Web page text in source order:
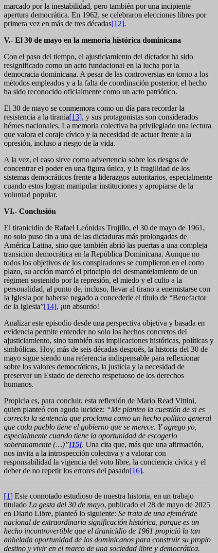
marcado por la inestabilidad, pero también por una incipiente
apertura democrática. En 1962, se celebraron elecciones libres por
primera vez en más de tres décadas[12].
V.- El 30 de mayo en la memoria histórica dominicana
Con el paso del tiempo, el ajusticiamiento del dictador ha sido
resignificado como un acto fundacional en la lucha por la
democracia dominicana. A pesar de las controversias en torno a los
métodos empleados y a la falta de coordinación posterior, el hecho
ha sido reconocido oficialmente como un acto patriótico.
El 30 de mayo se conmemora como un día para recordar la
resistencia a la tiranía[13], y sus protagonistas son considerados
héroes nacionales. La memoria colectiva ha privilegiado una lectura
que valora el coraje cívico y la necesidad de actuar frente a la
opresión, incluso a riesgo de la vida.
A la vez, el caso sirve como advertencia sobre los riesgos de
concentrar el poder en una figura única, y la fragilidad de los
sistemas democráticos frente a liderazgos autoritarios, especialmente
cuando estos logran manipular instituciones y apropiarse de la
voluntad popular.
VI.- Conclusión
El tiranicidio de Rafael Leónidas Trujillo, el 30 de mayo de 1961,
no solo puso fin a una de las dictaduras más prolongadas de
América Latina, sino que también abrió las puertas a una compleja
transición democrática en la República Dominicana. Aunque no
todos los objetivos de los conspiradores se cumplieron en el corto
plazo, su acción marcó el principio del desmantelamiento de un
régimen sostenido por la represión, el miedo y el culto a la
personalidad, al punto de, incluso, llevar al tirano a enemistarse con
la Iglesia por haberse negado a concederle el título de “Benefactor
de la Iglesia”[14], ¡un absurdo!
Analizar este episodio desde una perspectiva objetiva y basada en
evidencia permite entender no solo los hechos concretos del
ajusticiamiento, sino también sus implicaciones históricas, políticas y
simbólicas. Hoy, más de seis décadas después, la historia del 30 de
mayo sigue siendo una referencia indispensable para reflexionar
sobre los valores democráticos, la justicia y la necesidad de
preservar un Estado de derecho respetuoso de los derechos
humanos.
Propicia es, para concluir, esta reflexión de Mario Read Vittini,
quien planteó con aguda lucidez: “Me planteo la cuestión de si es
correcta la sentencia que proclama como un hecho político general
que cada pueblo tiene el gobierno que se merece. Y agrego yo,
especialmente cuando tiene la oportunidad de escogerlo
soberanamente (…)”[15]. Una cita que, más que una afirmación,
nos invita a la introspección colectiva y a valorar con
responsabilidad la vigencia del voto libre, la conciencia cívica y el
deber de no repetir los errores del pasado[16].
[1] Este connotado estudioso de nuestra historia, en un trabajo
titulado La gesta del 30 de mayo, publicado el 28 de mayo de 2025
en Diario Libre, planteó lo siguiente: Se trata de una efeméride
nacional de extraordinaria significación histórica, porque es un
hecho incontrovertible que el tiranicidio de 1961 propició la tan
anhelada oportunidad de los dominicanos para construir su propio
destino y vivir en el marco de una sociedad libre y democrática.